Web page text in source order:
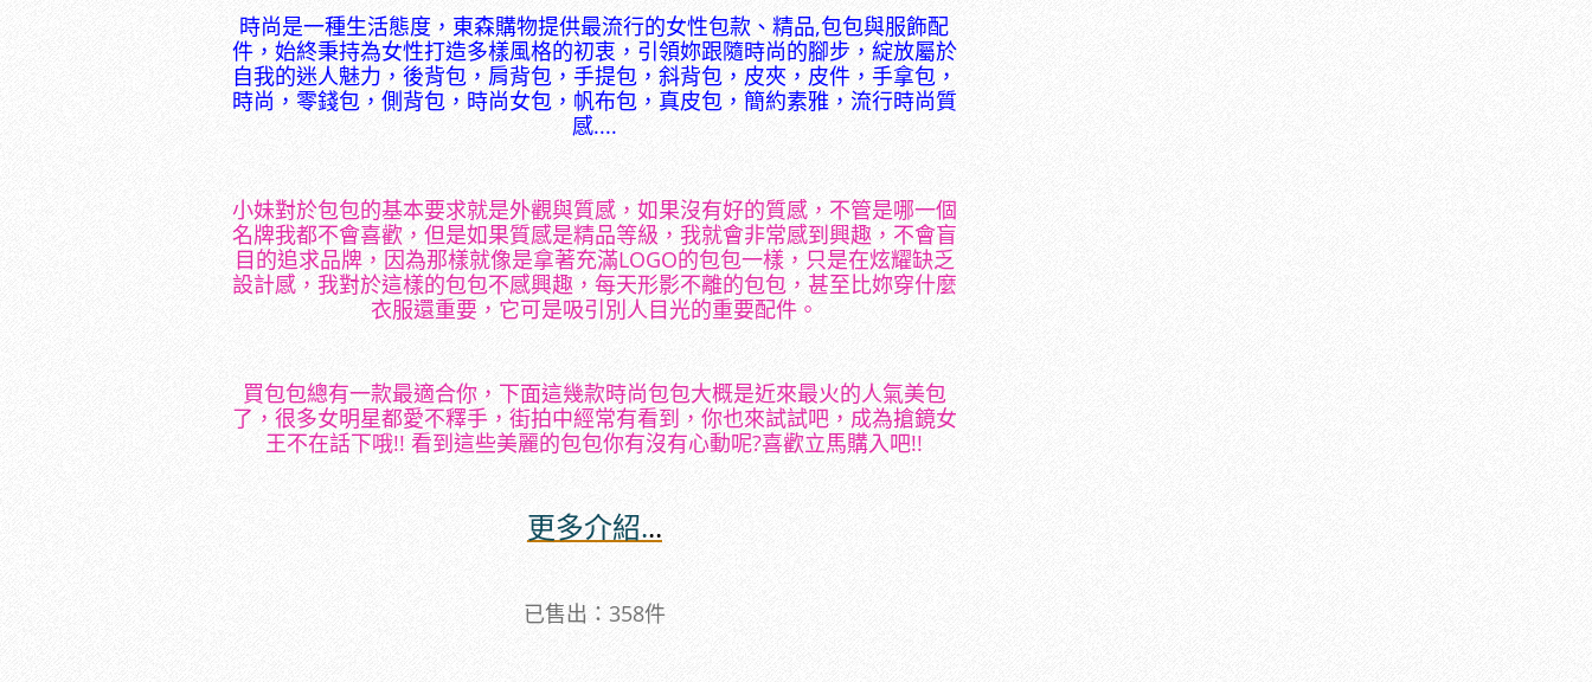
時尚是一種生活態度，東森購物提供最流行的女性包款、精品,包包與服飾配
件，始終秉持為女性打造多樣風格的初衷，引領妳跟隨時尚的腳步，綻放屬於
自我的迷人魅力，後背包，肩背包，手提包，斜背包，皮夾，皮件，手拿包，
時尚，零錢包，側背包，時尚女包，帆布包，真皮包，簡約素雅，流行時尚質
感....
小妹對於包包的基本要求就是外觀與質感，如果沒有好的質感，不管是哪一個
名牌我都不會喜歡，但是如果質感是精品等級，我就會非常感到興趣，不會盲
目的追求品牌，因為那樣就像是拿著充滿LOGO的包包一樣，只是在炫耀缺乏
設計感，我對於這樣的包包不感興趣，每天形影不離的包包，甚至比妳穿什麼
衣服還重要，它可是吸引別人目光的重要配件。
買包包總有一款最適合你，下面這幾款時尚包包大概是近來最火的人氣美包
了，很多女明星都愛不釋手，街拍中經常有看到，你也來試試吧，成為搶鏡女
王不在話下哦!! 看到這些美麗的包包你有沒有心動呢?喜歡立馬購入吧!!
更多介紹...
已售出：358件